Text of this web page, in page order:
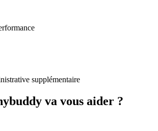
supplémentaire
va vous aider ?